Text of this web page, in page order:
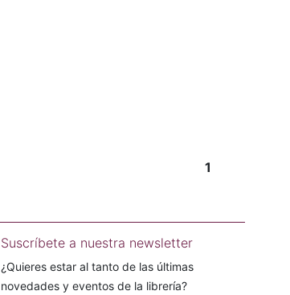
1
Suscríbete a nuestra newsletter
¿Quieres estar al tanto de las últimas
novedades y eventos de la librería?